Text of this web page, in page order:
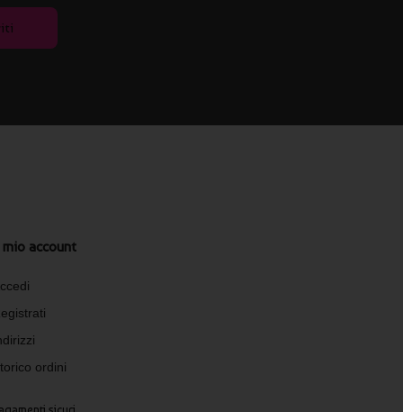
account
ordini